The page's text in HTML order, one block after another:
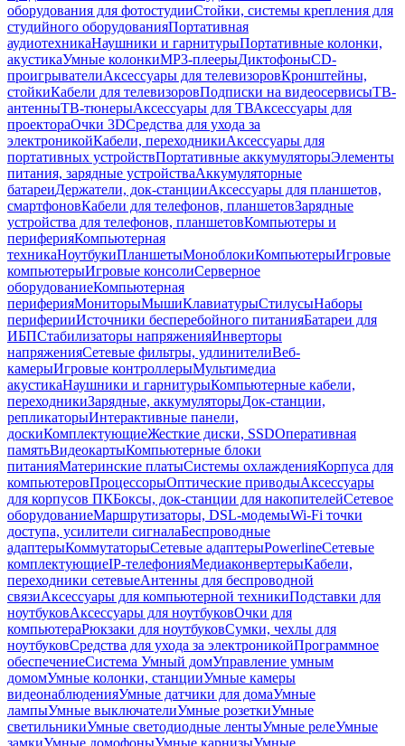
оборудования для фотостудииСтойки, системы крепления для
студийного оборудованияПортативная
аудиотехникаНаушники и гарнитурыПортативные колонки,
акустикаУмные колонкиMP3-плеерыДиктофоныCD-
проигрывателиАксессуары для телевизоровКронштейны,
стойкиКабели для телевизоровПодписки на видеосервисыТВ-
антенныТВ-тюнерыАксессуары для ТВАксессуары для
проектораОчки 3DСредства для ухода за
электроникойКабели, переходникиАксессуары для
портативных устройствПортативные аккумуляторыЭлементы
питания, зарядные устройстваАккумуляторные
батареиДержатели, док-станцииАксессуары для планшетов,
смартфоновКабели для телефонов, планшетовЗарядные
устройства для телефонов, планшетовКомпьютеры и
периферияКомпьютерная
техникаНоутбукиПланшетыМоноблокиКомпьютерыИгровые
компьютерыИгровые консолиСерверное
оборудованиеКомпьютерная
периферияМониторыМышиКлавиатурыСтилусыНаборы
периферииИсточники бесперебойного питанияБатареи для
ИБПСтабилизаторы напряженияИнверторы
напряженияСетевые фильтры, удлинителиВеб-
камерыИгровые контроллерыМультимедиа
акустикаНаушники и гарнитурыКомпьютерные кабели,
переходникиЗарядные, аккумуляторыДок-станции,
репликаторыИнтерактивные панели,
доскиКомплектующиеЖесткие диски, SSDОперативная
памятьВидеокартыКомпьютерные блоки
питанияМатеринские платыСистемы охлажденияКорпуса для
компьютеровПроцессорыОптические приводыАксессуары
для корпусов ПКБоксы, док-станции для накопителейСетевое
оборудованиеМаршрутизаторы, DSL-модемыWi-Fi точки
доступа, усилители сигналаБеспроводные
адаптерыКоммутаторыСетевые адаптерыPowerlineСетевые
комплектующиеIP-телефонияМедиаконвертерыКабели,
переходники сетевыеАнтенны для беспроводной
связиАксессуары для компьютерной техникиПодставки для
ноутбуковАксессуары для ноутбуковОчки для
компьютераРюкзаки для ноутбуковСумки, чехлы для
ноутбуковСредства для ухода за электроникойПрограммное
обеспечениеСистема Умный домУправление умным
домомУмные колонки, станцииУмные камеры
видеонаблюденияУмные датчики для домаУмные
лампыУмные выключателиУмные розеткиУмные
светильникиУмные светодиодные лентыУмные релеУмные
замкиУмные домофоныУмные карнизыУмные